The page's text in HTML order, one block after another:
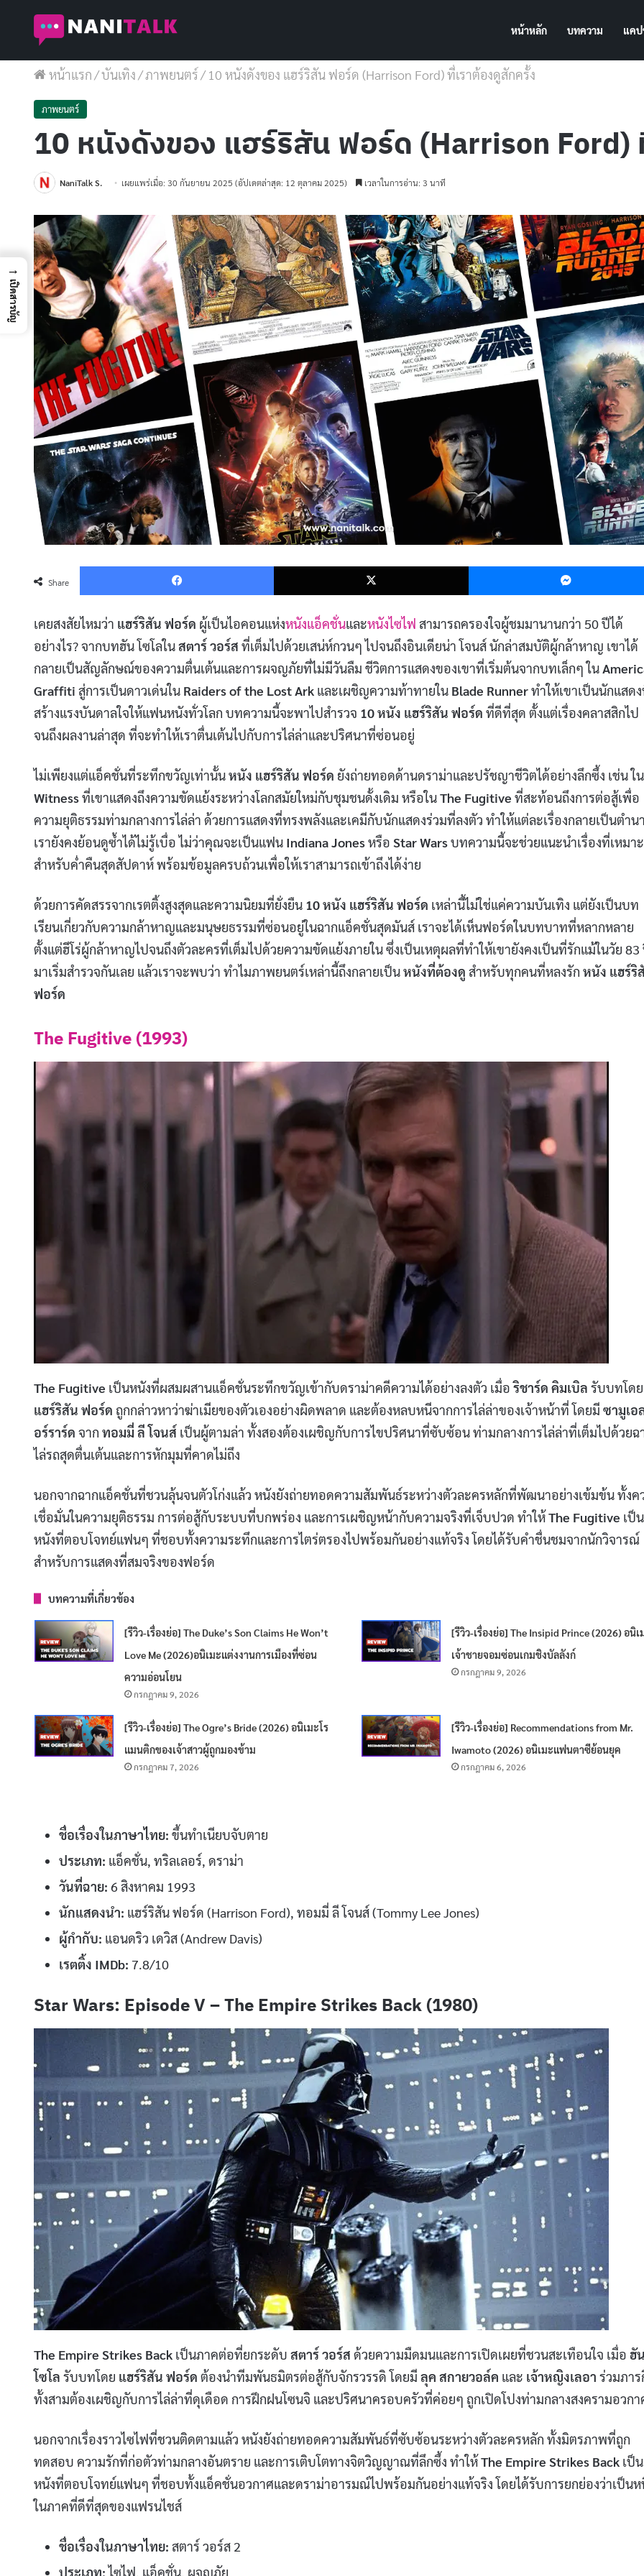
หน้าหลัก บทความ แค
หน้าแรก/บันเทิง/ภาพยนตร์/ 10 หนังดังของ แฮร์ริสัน ฟอร์ด (Harrison Ford) ที่เราต้องดูสักครั้ง
ภาพยนตร์
10 หนังดังของ แฮร์ริสัน ฟอร์ด (Harrison Ford)
NaniTalk S. เผยแพร่เมื่อ: 30 กันยายน 2025 (อัปเดตล่าสุด: 12 ตุลาคม 2025) เวลาในการอ่าน: 3 นาที
Share
Facebook X
เคยสงสัยไหมว่า แฮร์ริสัน ฟอร์ด ผู้เป็นไอคอนแห่งหนังแอ็คชั่นและหนังไซไฟ สามารถครองใจผู้ชมมานานกว่า 50 ปีได้
อย่างไร? จากบทฮัน โซโลในสตาร์ วอร์ส ที่เต็มไปด้วยเสน่ห์กวนๆ ไปจนถึงอินเดียน่า โจนส์ นักล่าสมบัติผู้กล้าหาญ เขาได้
กลายเป็นสัญลักษณ์ของความตื่นเต้นและการผจญภัยที่ไม่มีวันลืม ชีวิตการแสดงของเขาที่เริ่มต้นจากบทเล็กๆ ใน
Graffiti สู่การเป็นดาวเด่นใน Raiders of the Lost Ark และเผชิญความท้าทายใน Blade Runnerทำให้เขาเป็นนักแสด
สร้างแรงบันดาลใจให้แฟนหนังทั่วโลก บทความนี้จะพาไปสำรวจ 10 หนัง แฮร์ริสัน ฟอร์ด ที่ดีที่สุด ตั้งแต่เรื่องคลาสสิกไป
จนถึงผลงานล่าสุด ที่จะทำให้เราตื่นเต้นไปกับการไล่ล่าและปริศนาที่ซ่อนอยู่
ไม่เพียงแต่แอ็คชั่นที่ระทึกขวัญเท่านั้นหนัง แฮร์ริสัน ฟอร์ด ยังถ่ายทอดด้านดราม่าและปรัชญาชีวิตได้อย่างลึกซึ้ง เช่น ใน
Witnessที่เขาแสดงถึงความขัดแย้งระหว่างโลกสมัยใหม่กับชุมชนดั้งเดิม หรือในThe Fugitive ที่สะท้อนถึงการต่อสู้เพื่อ
ความยุติธรรมท่ามกลางการไล่ล่า ด้วยการแสดงที่ทรงพลังและเคมีกับนักแสดงร่วมที่ลงตัว ทำให้แต่ละเรื่องกลายเป็นตำน
เรายังคงย้อนดูซ้ำได้ไม่รู้เบื่อ ไม่ว่าคุณจะเป็นแฟน Indiana Jonesหรือ Star Warsบทความนี้จะช่วยแนะนำเรื่องที่เหมาะ
สำหรับค่ำคืนสุดสัปดาห์ พร้อมข้อมูลครบถ้วนเพื่อให้เราสามารถเข้าถึงได้ง่าย
ด้วยการคัดสรรจากเรตติ้งสูงสุดและความนิยมที่ยั่งยืน 10 หนัง แฮร์ริสัน ฟอร์ด เหล่านี้ไม่ใช่แค่ความบันเทิง แต่ยังเป็นบท
เรียนเกี่ยวกับความกล้าหาญและมนุษยธรรมที่ซ่อนอยู่ในฉากแอ็คชั่นสุดมันส์ เราจะได้เห็นฟอร์ดในบทบาทที่หลากหลาย
ตั้งแต่ฮีโร่ผู้กล้าหาญไปจนถึงตัวละครที่เต็มไปด้วยความขัดแย้งภายใน ซึ่งเป็นเหตุผลที่ทำให้เขายังคงเป็นที่รักแม้ในวัย 83
มาเริ่มสำรวจกันเลย แล้วเราจะพบว่า ทำไมภาพยนตร์เหล่านี้ถึงกลายเป็นหนังที่ต้องดู สำหรับทุกคนที่หลงรัก หนัง แฮร์ริ
ฟอร์ด
The Fugitive (1993)
The Fugitive เป็นหนังที่ผสมผสานแอ็คชั่นระทึกขวัญเข้ากับดราม่าคดีความได้อย่างลงตัว เมื่อริชาร์ด คิมเบิล รับบทโดย
แฮร์ริสัน ฟอร์ด ถูกกล่าวหาว่าฆ่าเมียของตัวเองอย่างผิดพลาด และต้องหลบหนีจากการไล่ล่าของเจ้าหน้าที่ โดยมี ซามูเอ
อร์ราร์ด จาก ทอมมี่ ลี โจนส์ เป็นผู้ตามล่า ทั้งสองต้องเผชิญกับการไขปริศนาที่ซับซ้อน ท่ามกลางการไล่ล่าที่เต็มไปด้วยฉ
ไล่รถสุดตื่นเต้นและการหักมุมที่คาดไม่ถึง
นอกจากฉากแอ็คชั่นที่ชวนลุ้นจนตัวโก่งแล้ว หนังยังถ่ายทอดความสัมพันธ์ระหว่างตัวละครหลักที่พัฒนาอย่างเข้มข้น ทั้งค
เชื่อมั่นในความยุติธรรม การต่อสู้กับระบบที่บกพร่อง และการเผชิญหน้ากับความจริงที่เจ็บปวด ทำให้The Fugitive เป็น
หนังที่ตอบโจทย์แฟนๆ ที่ชอบทั้งความระทึกและการไตร่ตรองไปพร้อมกันอย่างแท้จริง โดยได้รับคำชื่นชมจากนักวิจารณ์
สำหรับการแสดงที่สมจริงของฟอร์ด
บทความที่เกี่ยวข้อง
[รีวิว-เรื่องย่อ] The Duke’s Son Claims He Won’t
Love Me (2026)อนิเมะแต่งงานการเมืองที่ซ่อน
ความอ่อนโยน
กรกฎาคม 9, 2026
[รีวิว-เรื่องย่อ] The Insipid Prince (2026) อนิเ
เจ้าชายจอมซ่อนเกมชิงบัลลังก์
กรกฎาคม 9, 2026
[รีวิว-เรื่องย่อ] The Ogre’s Bride (2026) อนิเมะโร
แมนติกของเจ้าสาวผู้ถูกมองข้าม
กรกฎาคม 7, 2026
[รีวิว-เรื่องย่อ] Recommendations from Mr.
Iwamoto (2026) อนิเมะแฟนตาซีย้อนยุค
กรกฎาคม 6, 2026
ชื่อเรื่องในภาษาไทย: ขึ้นทำเนียบจับตาย
ประเภท: แอ็คชั่น, ทริลเลอร์, ดราม่า
วันที่ฉาย: 6 สิงหาคม 1993
นักแสดงนำ: แฮร์ริสัน ฟอร์ด (Harrison Ford), ทอมมี่ ลี โจนส์ (Tommy Lee Jones)
ผู้กำกับ: แอนดริว เดวิส (Andrew Davis)
เรตติ้ง IMDb: 7.8/10
Star Wars: Episode V – The Empire Strikes Back (1980)
The Empire Strikes Back เป็นภาคต่อที่ยกระดับ สตาร์ วอร์ส ด้วยความมืดมนและการเปิดเผยที่ชวนสะเทือนใจ เมื่อ ฮั
โซโล รับบทโดย แฮร์ริสัน ฟอร์ด ต้องนำทีมพันธมิตรต่อสู้กับจักรวรรดิ โดยมี ลุค สกายวอล์ค และ เจ้าหญิงเลอา ร่วมภา
ทั้งสามต้องเผชิญกับการไล่ล่าที่ดุเดือด การฝึกฝนโซนจิ และปริศนาครอบครัวที่ค่อยๆ ถูกเปิดโปงท่ามกลางสงครามอวกา
นอกจากเรื่องราวไซไฟที่ชวนติดตามแล้ว หนังยังถ่ายทอดความสัมพันธ์ที่ซับซ้อนระหว่างตัวละครหลัก ทั้งมิตรภาพที่ถูก
ทดสอบ ความรักที่ก่อตัวท่ามกลางอันตราย และการเติบโตทางจิตวิญญาณที่ลึกซึ้ง ทำให้The Empire Strikes Back เป็น
หนังที่ตอบโจทย์แฟนๆ ที่ชอบทั้งแอ็คชั่นอวกาศและดราม่าอารมณ์ไปพร้อมกันอย่างแท้จริง โดยได้รับการยกย่องว่าเป็นห
ในภาคที่ดีที่สุดของแฟรนไชส์
ชื่อเรื่องในภาษาไทย: สตาร์ วอร์ส 2
ประเภท:ไซไฟ, แอ็คชั่น, ผจญภัย
→
เปิดสารบัญ